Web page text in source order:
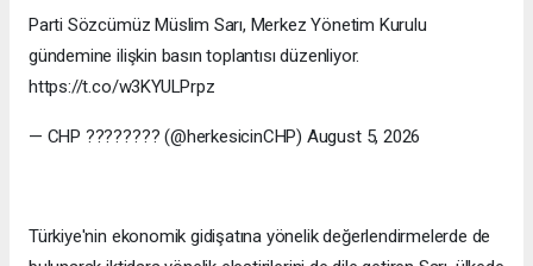
Parti Sözcümüz Müslim Sarı, Merkez Yönetim Kurulu
gündemine ilişkin basın toplantısı düzenliyor.
https://t.co/w3KYULPrpz
— CHP ???????? (@herkesicinCHP) August 5, 2026
Türkiye'nin ekonomik gidişatına yönelik değerlendirmelerde de